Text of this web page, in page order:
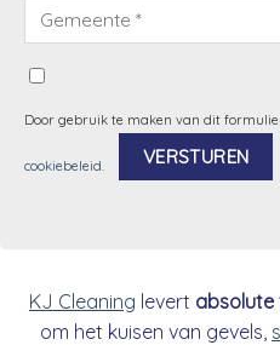
Door gebruik te maken van dit
cookiebeleid.
KJ Cleaning levert
om het kuisen van gevels,